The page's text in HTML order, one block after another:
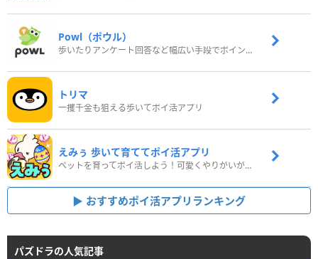
Powl（ポウル）
歩いたりアンケート回答など幅広い手段でポイントをゲット
トリマ
一攫千金も狙える歩いてポイ活アプリ
えみぅ 歩いて育ててポイ活アプリ
ペットを育ってポイ活しよう！可愛くやりがいがある新感覚アプリ
おすすめポイ活アプリランキング
パズドラの人気記事